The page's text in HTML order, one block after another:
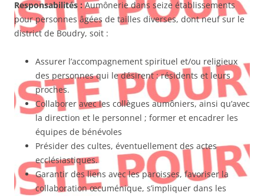
Responsabilités : Aumônerie dans seize établissements
pour personnes âgées de tailles diverses, dont neuf sur le
district de Boudry, soit :
Assurer l’accompagnement spirituel et/ou religieux
des personnes qui le désirent : résidents et leurs
proches.
Collaborer avec les collègues aumôniers, ainsi qu’avec
la direction et le personnel ; former et encadrer les
équipes de bénévoles
Présider des cultes, éventuellement des actes
ecclésiastiques.
Garantir des liens avec les paroisses, favoriser la
collaboration œcuménique, s’impliquer dans les